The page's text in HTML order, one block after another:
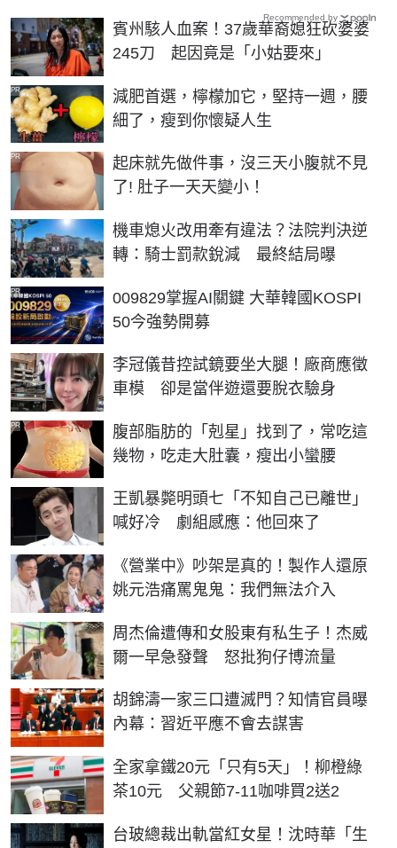
賓州駭人血案！37歲華裔媳狂砍婆婆
245刀 起因竟是「小姑要來」
減肥首選，檸檬加它，堅持一週，腰
細了，瘦到你懷疑人生
PR
起床就先做件事，沒三天小腹就不見
了! 肚子一天天變小！
PR
機車熄火改用牽有違法？法院判決逆
轉：騎士罰款銳減 最終結局曝
009829掌握AI關鍵 大華韓國KOSPI
50今強勢開募
PR
李冠儀昔控試鏡要坐大腿！廠商應徵
車模 卻是當伴遊還要脫衣驗身
腹部脂肪的「剋星」找到了，常吃這
幾物，吃走大肚囊，瘦出小蠻腰
PR
王凱暴斃明頭七「不知自己已離世」
喊好冷 劇組感應：他回來了
《營業中》吵架是真的！製作人還原
姚元浩痛罵鬼鬼：我們無法介入
周杰倫遭傳和女股東有私生子！杰威
爾一早急發聲 怒批狗仔博流量
胡錦濤一家三口遭滅門？知情官員曝
內幕：習近平應不會去謀害
全家拿鐵20元「只有5天」！柳橙綠
茶10元 父親節7-11咖啡買2送2
台玻總裁出軌當紅女星！沈時華「生
Recommended by